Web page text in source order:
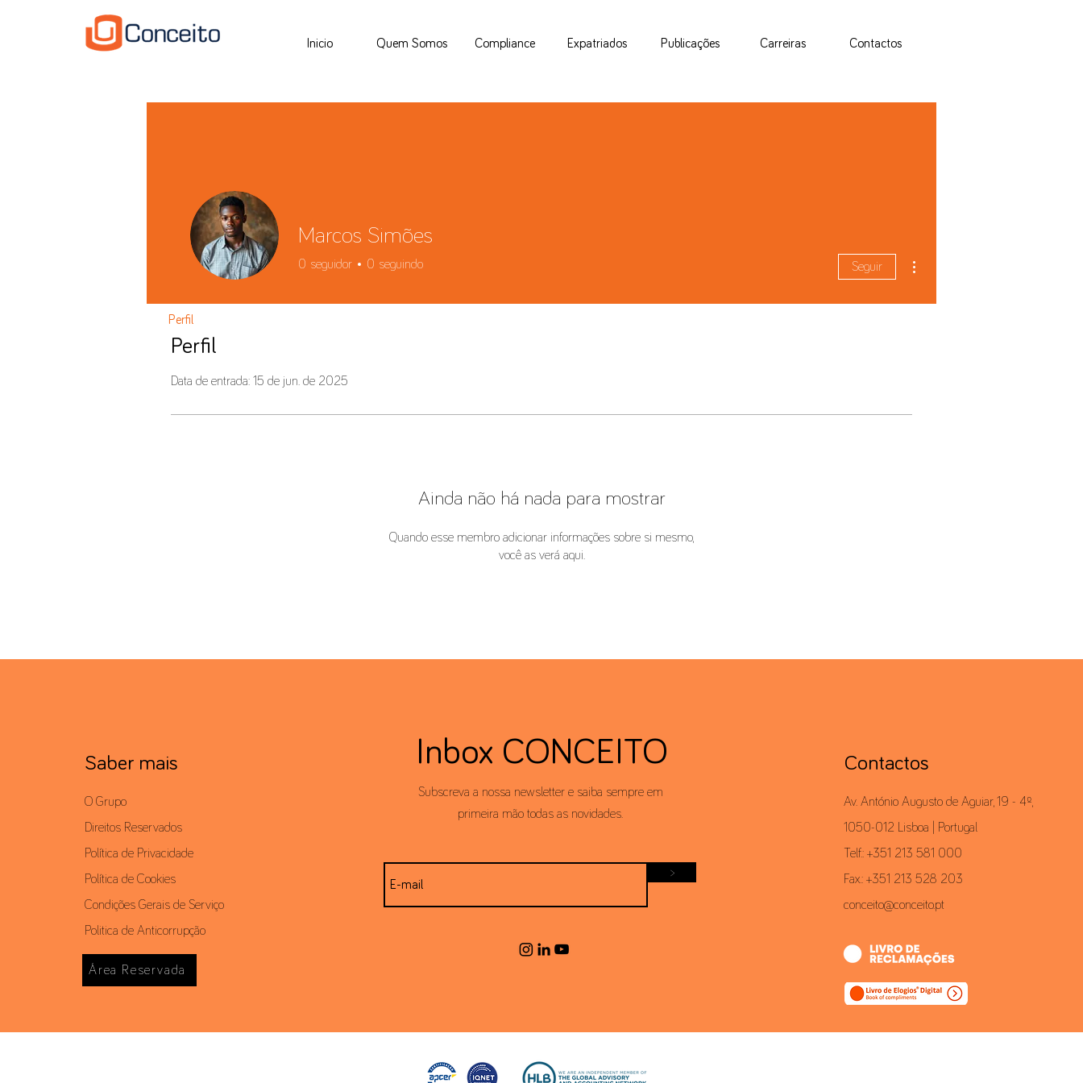
Inicio Quem Somos Compliance Expatriados Publicações Carreiras Contactos
Perfil
Data de entrada: 15 de jun. de 2025
Ainda não há nada para mostrar
Quando esse membro adicionar informações sobre si mesmo,
você as verá aqui.
Marcos Simões
0 seguidor 0 seguindo Seguir
Perfil
Saber mais
O Grupo
Direitos Reservados
Política de Privacidade
Política de Cookies
Condições Gerais de Serviço
Politica de Anticorrupção
Área Reservada
Inbox CONCEITO
Subscreva a nossa newsletter e saiba sempre em
primeira mão todas as novidades.
>
Contactos
Av. António Augusto de Aguiar, 19 - 4º,
1050-012 Lisboa | Portugal
Telf.: +351 213 581 000
Fax.: +351 213 528 203
conceito@conceito.pt